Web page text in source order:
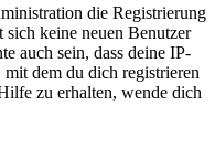
die Registrierung
sich keine neuen Benutzer
auch sein, dass deine IP-
mit dem du dich registrieren
zu erhalten, wende dich